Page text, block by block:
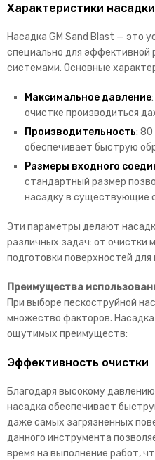
Характеристики
Насадка GM Sand Blast — это
специально для эффективной
системами. Основные
Максимальное давление
очистке производиться
Производительность: 80
обеспечивает быструю
Размеры входного
стандартный размер
насадку в существующие
Эти параметры делают
различных задач: от очистки
подготовки поверхностей для
Преимущества
При выборе пескоструйной
множество факторов. Насадка
ощутимых преимуществ:
Эффективность очистки
Благодаря высокому
насадка обеспечивает
даже самых загрязненных
данного инструмента
время на выполнение работ,